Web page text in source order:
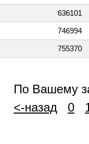
636101
746994
755370
По Вашему
<-назад
0